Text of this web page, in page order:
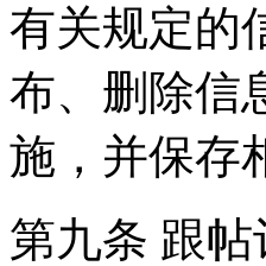
有关规定的
布、删除信
施，并保存
第九条 跟